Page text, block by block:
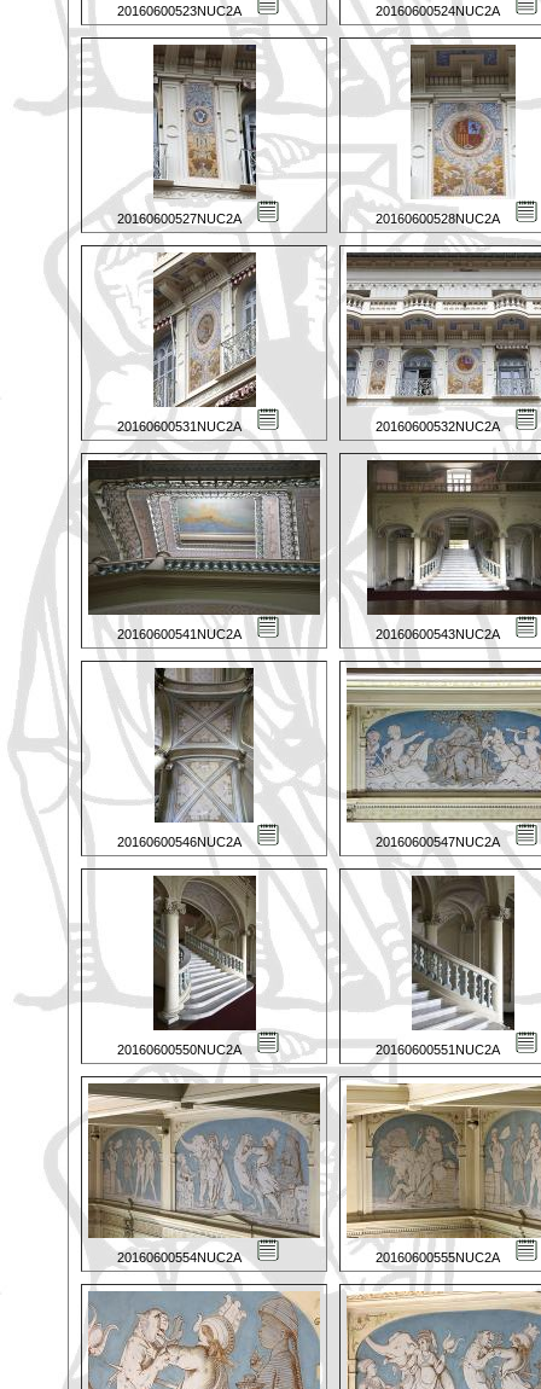
20160600523NUC2A 20160600524NUC2A
20160600527NUC2A 20160600528NUC2A
20160600531NUC2A 20160600532NUC2A
20160600541NUC2A 20160600543NUC2A
20160600546NUC2A 20160600547NUC2A
20160600550NUC2A 20160600551NUC2A
20160600554NUC2A 20160600555NUC2A